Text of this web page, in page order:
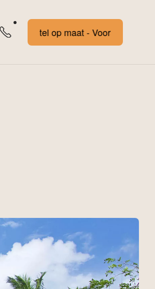
Voorstel op maat - Voorstel op maat